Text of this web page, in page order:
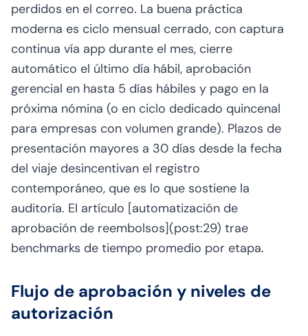
perdidos en el correo. La buena práctica
moderna es ciclo mensual cerrado, con captura
continua vía app durante el mes, cierre
automático el último día hábil, aprobación
gerencial en hasta 5 días hábiles y pago en la
próxima nómina (o en ciclo dedicado quincenal
para empresas con volumen grande). Plazos de
presentación mayores a 30 días desde la fecha
del viaje desincentivan el registro
contemporáneo, que es lo que sostiene la
auditoría. El artículo [automatización de
aprobación de reembolsos](post:29) trae
benchmarks de tiempo promedio por etapa.
Flujo de aprobación y niveles de
autorización